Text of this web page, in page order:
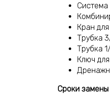
Система
Кран
Трубка
Трубка
Ключ
Сроки замены